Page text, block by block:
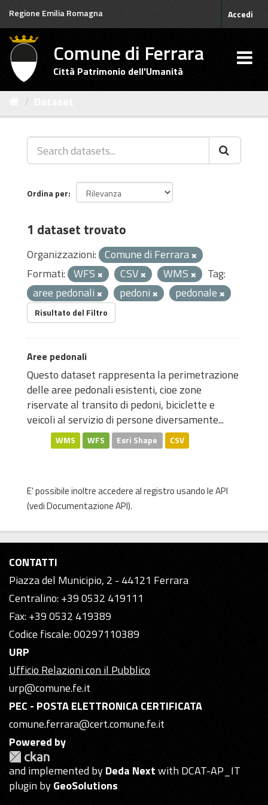
Salta
contenuto
Regione Emilia Romagna Accedi
Comune di Ferrara
Città Patrimonio dell'Umanità
Ordina per
1 dataset trovato
Organizzazioni: Comune di Ferrara
Formati: WFS CSV WMS
Tag:
aree pedonali
pedoni pedonale
Risultato del Filtro
Aree pedonali
Questo dataset rappresenta la perimetrazione
delle aree pedonali esistenti, cioe zone
riservate al transito di pedoni, biciclette e
veicoli al servizio di persone diversamente...
WMS WFS Esri Shape CSV
E' possibile inoltre accedere al registro usando leAPI
(vediDocumentazione API).
CONTATTI
Piazza del Municipio, 2 - 44121 Ferrara
Centralino: +39 0532 419111
Fax: +39 0532 419389
Codice fiscale: 00297110389
URP
Ufficio Relazioni con il Pubblico
urp@comune.fe.it
PEC - POSTA ELETTRONICA CERTIFICATA
comune.ferrara@cert.comune.fe.it
Powered by
and implemented byDeda Nextwith DCAT-AP_IT
plugin byGeoSolutions